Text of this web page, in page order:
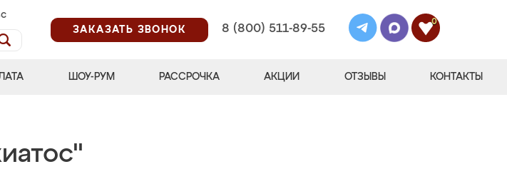
ЗАКАЗАТЬ ЗВОНОК
8 (800) 511-89-55
0
ШОУ-РУМ РАССРОЧКА АКЦИИ ОТЗЫВЫ КОНТАКТЫ